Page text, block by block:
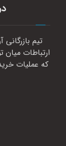
تیم
ارتباطات میان
که عملیات